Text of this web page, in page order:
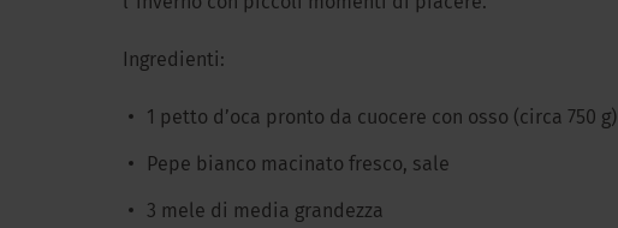
Ingredienti:
1 petto d’oca pronto da cuocere con osso (circa 750 g)
Pepe bianco macinato fresco, sale
3 mele di media grandezza